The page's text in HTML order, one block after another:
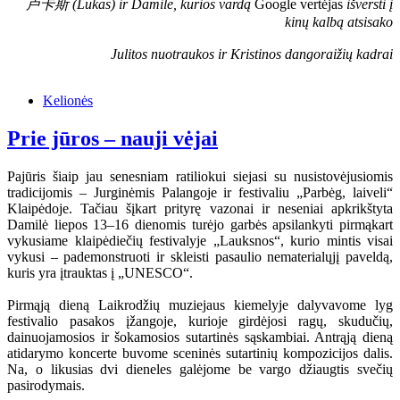
卢卡斯 (Lukas) ir Damilė, kurios vardą Google vertėjas išversti į
kinų kalbą atsisako
Julitos nuotraukos ir Kristinos dangoraižių kadrai
Kelionės
Prie jūros – nauji vėjai
Pajūris šiaip jau senesniam ratiliokui siejasi su nusistovėjusiomis
tradicijomis – Jurginėmis Palangoje ir festivaliu „Parbėg, laiveli“
Klaipėdoje. Tačiau šįkart prityrę vazonai ir neseniai apkrikštyta
Damilė liepos 13–16 dienomis turėjo garbės apsilankyti pirmąkart
vykusiame klaipėdiečių festivalyje „Lauksnos“, kurio mintis visai
vykusi – pademonstruoti ir skleisti pasaulio nematerialųjį paveldą,
kuris yra įtrauktas į „UNESCO“.
Pirmąją dieną Laikrodžių muziejaus kiemelyje dalyvavome lyg
festivalio pasakos įžangoje, kurioje girdėjosi ragų, skudučių,
dainuojamosios ir šokamosios sutartinės sąskambiai. Antrąją dieną
atidarymo koncerte buvome sceninės sutartinių kompozicijos dalis.
Na, o likusias dvi dieneles galėjome be vargo džiaugtis svečių
pasirodymais.